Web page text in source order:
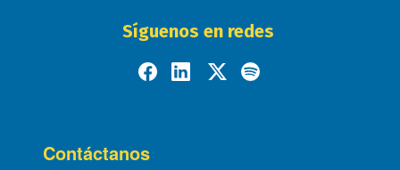
Síguenos en redes
Contáctanos